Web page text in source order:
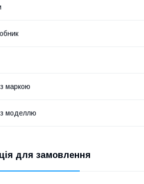
з маркою
з моделлю
для замовлення